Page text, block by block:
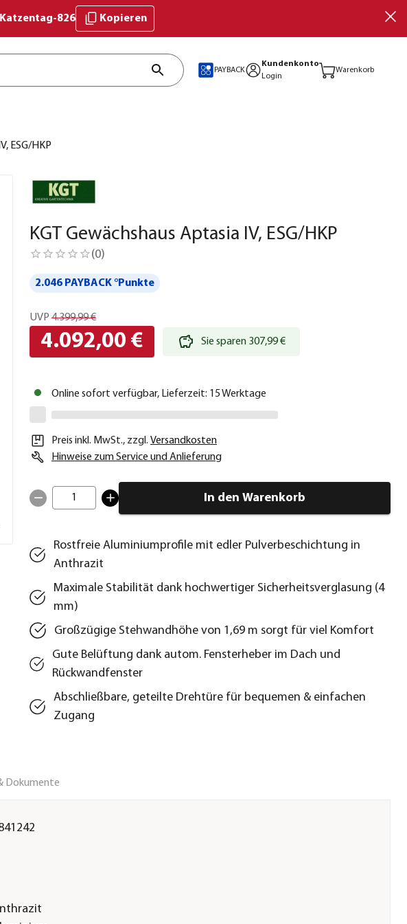
Katzentag-826 Kopieren
PAYBACK
Kundenkonto
Login
Warenkorb
ESG/HKP
KGT Gewächshaus Aptasia IV, ESG/HKP
(0)
2.046 PAYBACK °Punkte
UVP 4.399,99 €
4.092,00 € Sie sparen 307,99 €
Online sofort verfügbar, Lieferzeit: 15 Werktage
Preis inkl. MwSt., zzgl. Versandkosten
Hinweise zum Service und Anlieferung
1 In den Warenkorb
Rostfreie Aluminiumprofile mit edler Pulverbeschichtung in
Anthrazit
Maximale Stabilität dank hochwertiger Sicherheitsverglasung (4
mm)
Großzügige Stehwandhöhe von 1,69 m sorgt für viel Komfort
Gute Belüftung dank autom. Fensterheber im Dach und
Rückwandfenster
Abschließbare, geteilte Drehtüre für bequemen & einfachen
Zugang
Dokumente